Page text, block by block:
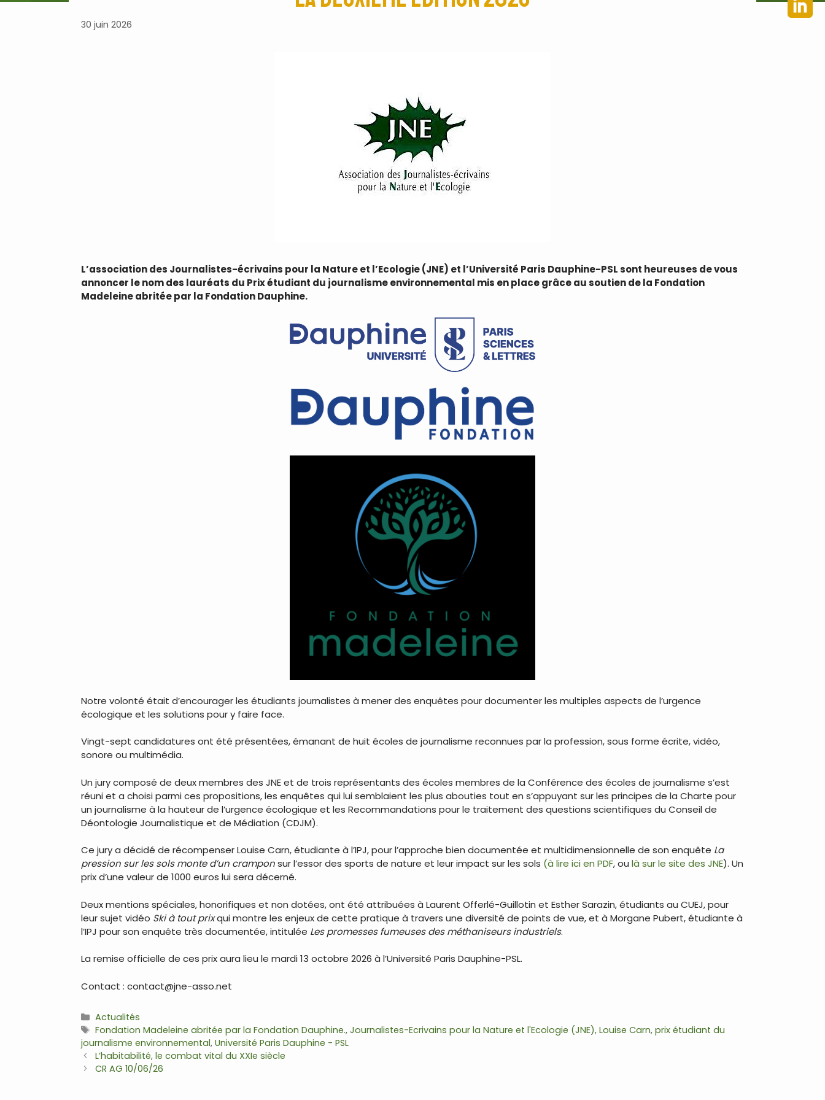
30 juin 2026
L’association des Journalistes-écrivains pour la Nature et l’Ecologie (JNE) et l’Université Paris Dauphine-PSL sont heureuses de vous
annoncer le nom des lauréats du Prix étudiant du journalisme environnemental mis en place grâce au soutien de la Fondation
Madeleine abritée par la Fondation Dauphine.
Notre volonté était d’encourager les étudiants journalistes à mener des enquêtes pour documenter les multiples aspects de l’urgence
écologique et les solutions pour y faire face.
Vingt-sept candidatures ont été présentées, émanant de huit écoles de journalisme reconnues par la profession, sous forme écrite, vidéo,
sonore ou multimédia.
Un jury composé de deux membres des JNE et de trois représentants des écoles membres de la Conférence des écoles de journalisme s’est
réuni et a choisi parmi ces propositions, les enquêtes qui lui semblaient les plus abouties tout en s’appuyant sur les principes de la Charte pour
un journalisme à la hauteur de l’urgence écologique et les Recommandations pour le traitement des questions scientifiques du Conseil de
Déontologie Journalistique et de Médiation (CDJM).
Ce jury a décidé de récompenser Louise Carn, étudiante à l’IPJ, pour l’approche bien documentée et multidimensionnelle de son enquête La
pression sur les sols monte d’un cramponsur l’essor des sports de nature et leur impact sur les sols (à lire ici en PDF, ou là sur le site des JNE). Un
prix d’une valeur de 1000 euros lui sera décerné.
Deux mentions spéciales, honorifiques et non dotées, ont été attribuées à Laurent Offerlé-Guillotin et Esther Sarazin, étudiants au CUEJ, pour
leur sujet vidéo Ski à tout prixqui montre les enjeux de cette pratique à travers une diversité de points de vue, et à Morgane Pubert, étudiante à
l’IPJ pour son enquête très documentée, intitulée Les promesses fumeuses des méthaniseurs industriels.
La remise officielle de ces prix aura lieu le mardi 13 octobre 2026 à l’Université Paris Dauphine-PSL.
Contact : contact@jne-asso.net
Catégories
Actualités
Étiquettes
Fondation Madeleine abritée par la Fondation Dauphine.,Journalistes-Ecrivains pour la Nature et l'Ecologie (JNE),Louise Carn,prix étudiant du
journalisme environnemental, Université Paris Dauphine - PSL
Navigation
des
L’habitabilité, le combat vital du XXIe siècle
CR AG 10/06/26